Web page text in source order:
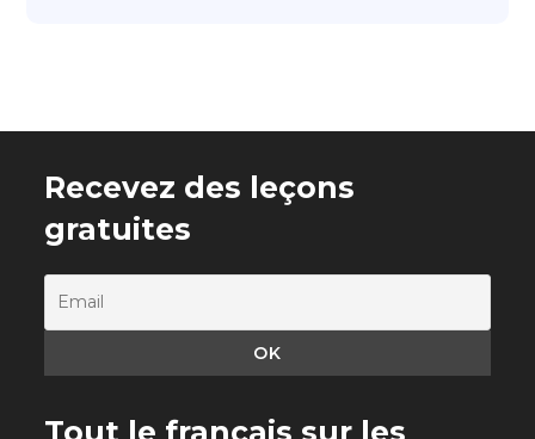
Recevez des leçons
gratuites
Tout le français sur les